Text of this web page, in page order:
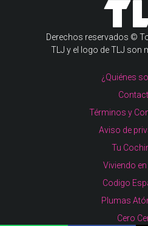
Derechos reservados ©
TLJ y el logo de TLJ son
¿Quiénes
Términos y
Aviso de
Tu
Viviendo
Codigo
Plumas
Cero